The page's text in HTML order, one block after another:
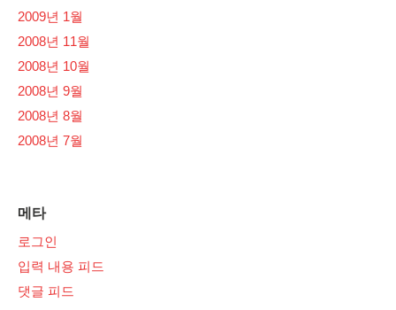
2009년 1월
2008년 11월
2008년 10월
2008년 9월
2008년 8월
2008년 7월
메타
로그인
입력 내용 피드
댓글 피드